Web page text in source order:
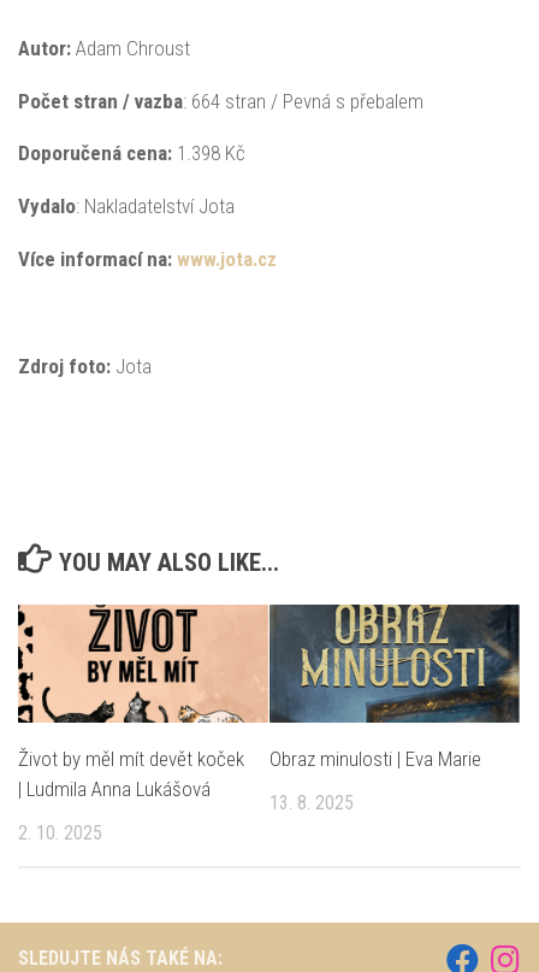
Autor: Adam Chroust
Počet stran / vazba: 664 stran / Pevná s přebalem
Doporučená cena: 1.398 Kč
Vydalo: Nakladatelství Jota
Více informací na: www.jota.cz
Zdroj foto: Jota
YOU MAY ALSO LIKE...
Život by měl mít devět koček
| Ludmila Anna Lukášová
2. 10. 2025
Obraz minulosti | Eva Marie
13. 8. 2025
SLEDUJTE NÁS TAKÉ NA: